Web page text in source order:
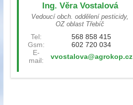
Ing. Věra Vostalová
Vedoucí obch. oddělení pesticidy,
OZ oblast Třebíč
Tel:
568 858 415
Gsm:
602 720 034
E-
mail:
vvostalova@agrokop.cz